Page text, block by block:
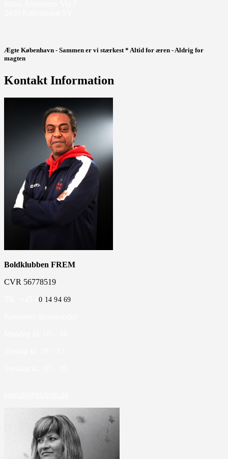
Ægte København - Sammen er vi stærkest * Altid for æren - Aldrig for
magten
Kontakt Information
Boldklubben FREM
CVR 56778519
0 14 94 69